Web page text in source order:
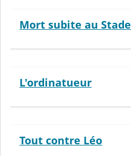
Mort subite au Stade
L'ordinatueur
Tout contre Léo